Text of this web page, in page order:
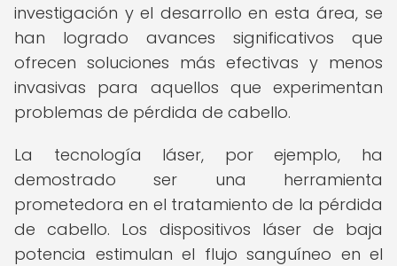
investigación y el desarrollo en esta área, se
han logrado avances significativos que
ofrecen soluciones más efectivas y menos
invasivas para aquellos que experimentan
problemas de pérdida de cabello.
La tecnología láser, por ejemplo, ha
demostrado ser una herramienta
prometedora en el tratamiento de la pérdida
de cabello. Los dispositivos láser de baja
potencia estimulan el flujo sanguíneo en el